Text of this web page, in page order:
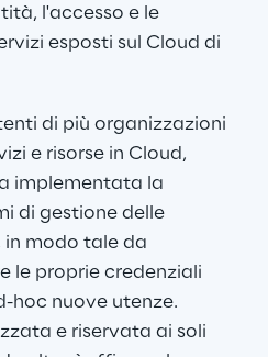
l'accesso e le
esposti sul Cloud di
di più organizzazioni
e risorse in Cloud,
implementata la
di gestione delle
modo tale da
le proprie credenziali
hoc nuove utenze.
e riservata ai soli